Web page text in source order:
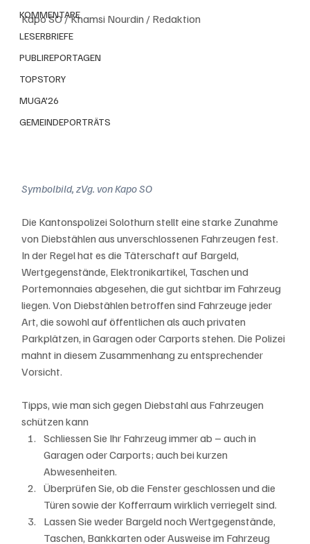
KOMMENTARE
LESERBRIEFE
PUBLIREPORTAGEN
TOPSTORY
MUGA'26
GEMEINDEPORTRÄTS
Kapo SO / Khamsi Nourdin / Redaktion
Symbolbild, zVg. von Kapo SO
Die Kantonspolizei Solothurn stellt eine starke Zunahme
von Diebstählen aus unverschlossenen Fahrzeugen fest.
In der Regel hat es die Täterschaft auf Bargeld,
Wertgegenstände, Elektronikartikel, Taschen und
Portemonnaies abgesehen, die gut sichtbar im Fahrzeug
liegen. Von Diebstählen betroffen sind Fahrzeuge jeder
Art, die sowohl auf öffentlichen als auch privaten
Parkplätzen, in Garagen oder Carports stehen. Die Polizei
mahnt in diesem Zusammenhang zu entsprechender
Vorsicht.
Tipps, wie man sich gegen Diebstahl aus Fahrzeugen
schützen kann
Schliessen Sie Ihr Fahrzeug immer ab – auch in
Garagen oder Carports; auch bei kurzen
Abwesenheiten.
Überprüfen Sie, ob die Fenster geschlossen und die
Türen sowie der Kofferraum wirklich verriegelt sind.
Lassen Sie weder Bargeld noch Wertgegenstände,
Taschen, Bankkarten oder Ausweise im Fahrzeug